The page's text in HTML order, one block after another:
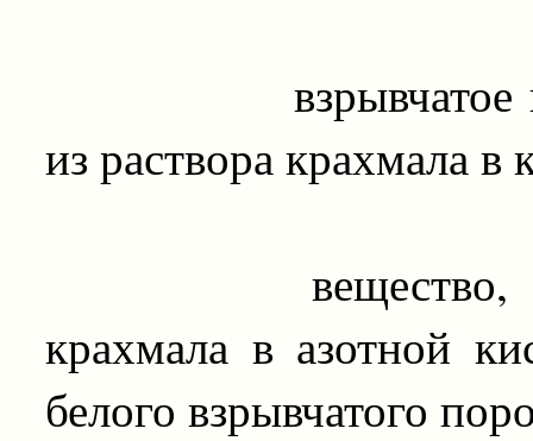
взрывчатое
из раствора крахмала в
вещество,
крахмала в азотной
белого взрывчатого